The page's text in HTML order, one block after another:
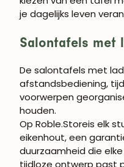
je dagelijks leven
Salontafels met
De salontafels met
afstandsbediening,
voorwerpen
houden.
Op Roble.Storeis elk
eikenhout, een
duurzaamheid die